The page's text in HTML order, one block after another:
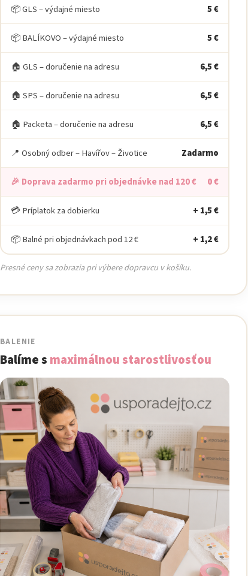
📦 GLS – výdajné miesto 5 €
📦 BALÍKOVO – výdajné miesto 5 €
🏠 GLS – doručenie na adresu 6,5 €
🏠 SPS – doručenie na adresu 6,5 €
🏠 Packeta – doručenie na adresu 6,5 €
📍 Osobný odber – Havířov – Životice Zadarmo
🎉 Doprava zadarmo pri objednávke nad 120 € 0 €
💳 Príplatok za dobierku + 1,5 €
📦 Balné pri objednávkach pod 12 € + 1,2 €
Presné ceny sa zobrazia pri výbere dopravcu v košíku.
BALENIE
Balíme s maximálnou starostlivosťou